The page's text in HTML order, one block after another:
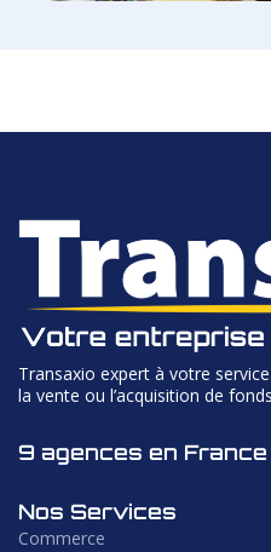
Transaxio expert à votre
la vente ou l’acquisition de
9 agences en France
Nos Services
Commerce